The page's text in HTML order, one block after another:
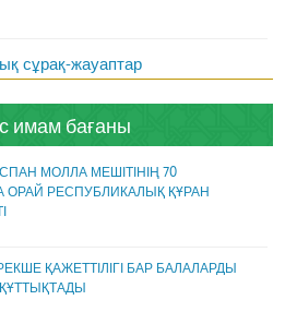
сұрақ-жауаптар
имам бағаны
МОЛЛА МЕШІТІНІҢ 70
РЕСПУБЛИКАЛЫҚ ҚҰРАН
ҚАЖЕТТІЛІГІ БАР БАЛАЛАРДЫ